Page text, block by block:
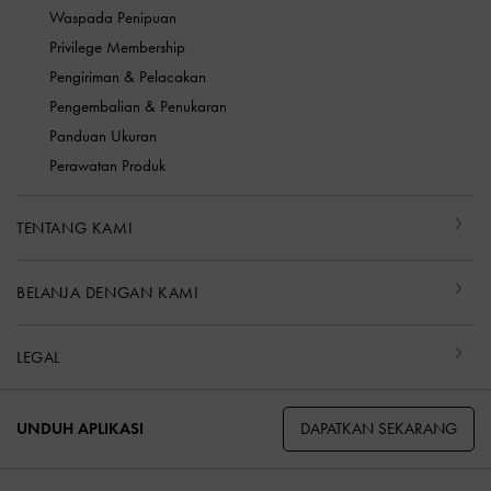
Waspada Penipuan
Privilege Membership
Pengiriman & Pelacakan
Pengembalian & Penukaran
Panduan Ukuran
Perawatan Produk
TENTANG KAMI
BELANJA DENGAN KAMI
LEGAL
UNDUH APLIKASI DAPATKAN SEKARANG